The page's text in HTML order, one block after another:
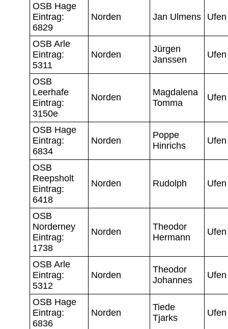
OSB Hage
Eintrag:
6829
Norden Jan Ulmens Ufen
OSB Arle
Eintrag:
5311
Norden
Jürgen
Janssen
Ufen
OSB
Leerhafe
Eintrag:
3150e
Norden
Magdalena
Tomma
Ufen
OSB Hage
Eintrag:
6834
Norden
Poppe
Hinrichs
Ufen
OSB
Reepsholt
Eintrag:
6418
Norden Rudolph Ufen
OSB
Norderney
Eintrag:
1738
Norden
Theodor
Hermann
Ufen
OSB Arle
Eintrag:
5312
Norden
Theodor
Johannes
Ufen
OSB Hage
Eintrag:
6836
Norden
Tiede
Tjarks
Ufen